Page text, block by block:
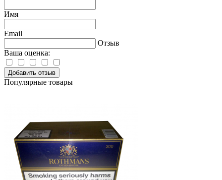
Имя
Email
Отзыв
Ваша оценка:
Добавить отзыв
Популярные товары